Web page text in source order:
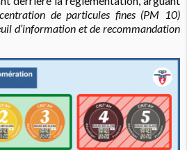
de particules fines (PM 10)
d’information et de recommandation